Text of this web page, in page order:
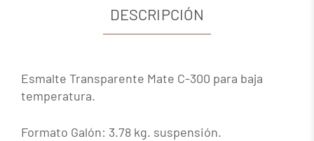
DESCRIPCIÓN
Esmalte Transparente Mate C-300 para baja
temperatura.
Formato Galón: 3.78 kg. suspensión.